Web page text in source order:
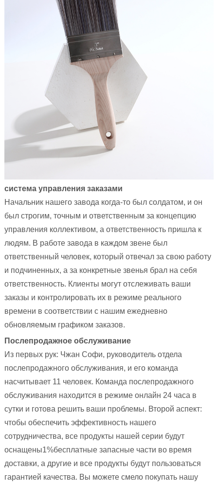
система управления заказами
Начальник нашего завода когда-то был солдатом, и он
был строгим, точным и ответственным за концепцию
управления коллективом, а ответственность пришла к
людям. В работе завода в каждом звене был
ответственный человек, который отвечал за свою работу
и подчиненных, а за конкретные звенья брал на себя
ответственность. Клиенты могут отслеживать ваши
заказы и контролировать их в режиме реального
времени в соответствии с нашим ежедневно
обновляемым графиком заказов.
Послепродажное обслуживание
Из первых рук: Чжан Софи, руководитель отдела
послепродажного обслуживания, и его команда
насчитывает 11 человек. Команда послепродажного
обслуживания находится в режиме онлайн 24 часа в
сутки и готова решить ваши проблемы. Второй аспект:
чтобы обеспечить эффективность нашего
сотрудничества, все продукты нашей серии будут
оснащены1%бесплатные запасные части во время
доставки, а другие и все продукты будут пользоваться
гарантией качества. Вы можете смело покупать нашу